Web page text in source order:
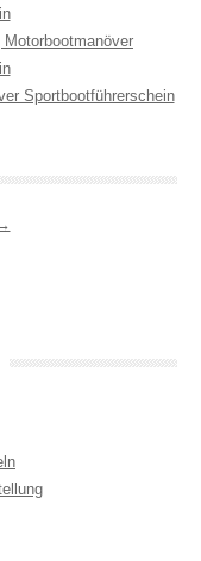
Sportbootführerschein